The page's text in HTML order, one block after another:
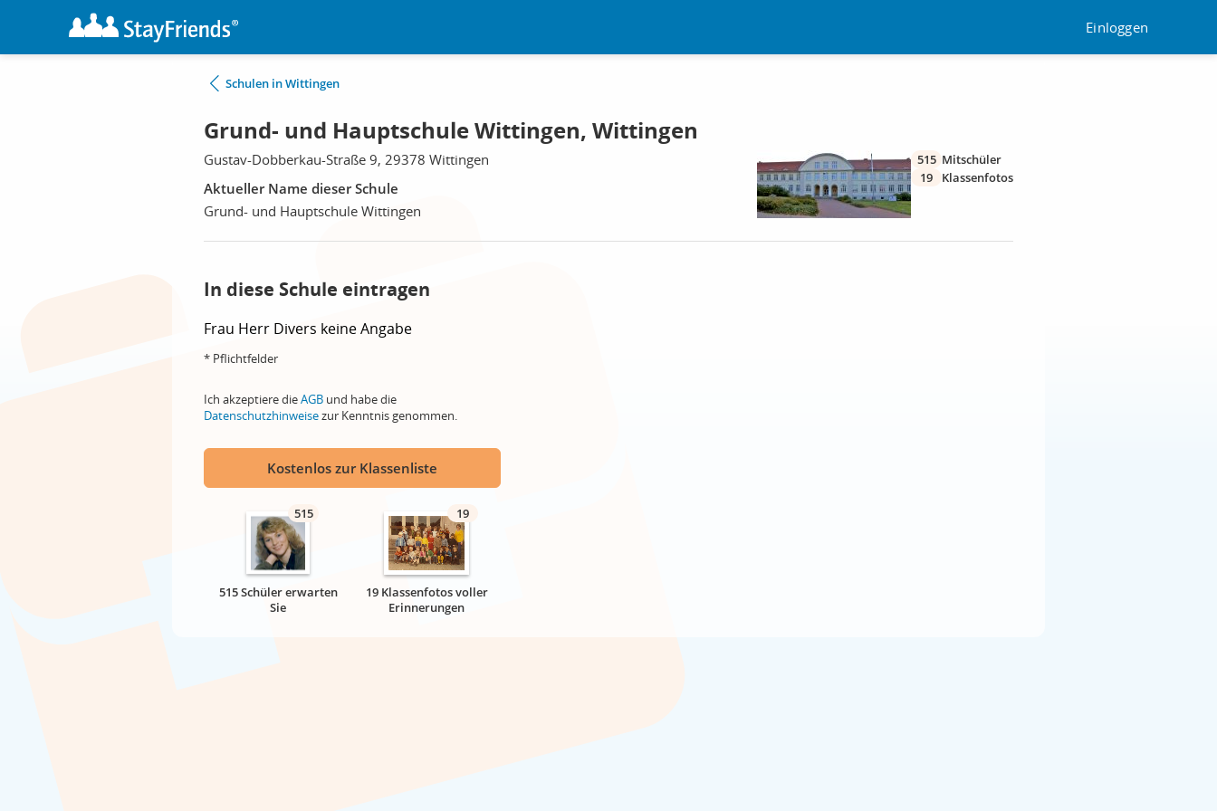
Einloggen
Schulen in Wittingen
Grund- und Hauptschule Wittingen, Wittingen
Gustav-Dobberkau-Straße 9, 29378 Wittingen
Aktueller Name dieser Schule
Grund- und Hauptschule Wittingen
515 Mitschüler
19
Klassenfotos
In diese Schule eintragen
Frau Herr Divers keine Angabe
* Pflichtfelder
Ich akzeptiere dieAGB und habe die
Datenschutzhinweisezur Kenntnis genommen.
Kostenlos zur Klassenliste
515
515 Schüler erwarten
Sie
19
19 Klassenfotos voller
Erinnerungen